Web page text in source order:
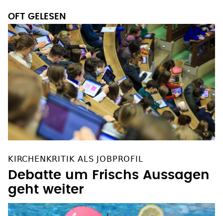
OFT GELESEN
KIRCHENKRITIK ALS JOBPROFIL
Debatte um Frischs Aussagen
geht weiter